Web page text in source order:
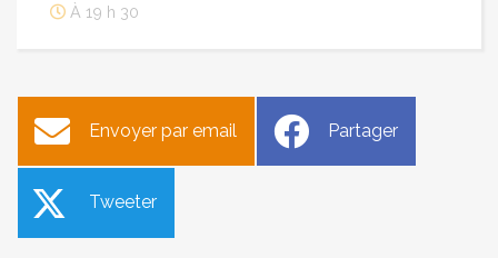
À 19 h 30
Envoyer par email Partager
Tweeter